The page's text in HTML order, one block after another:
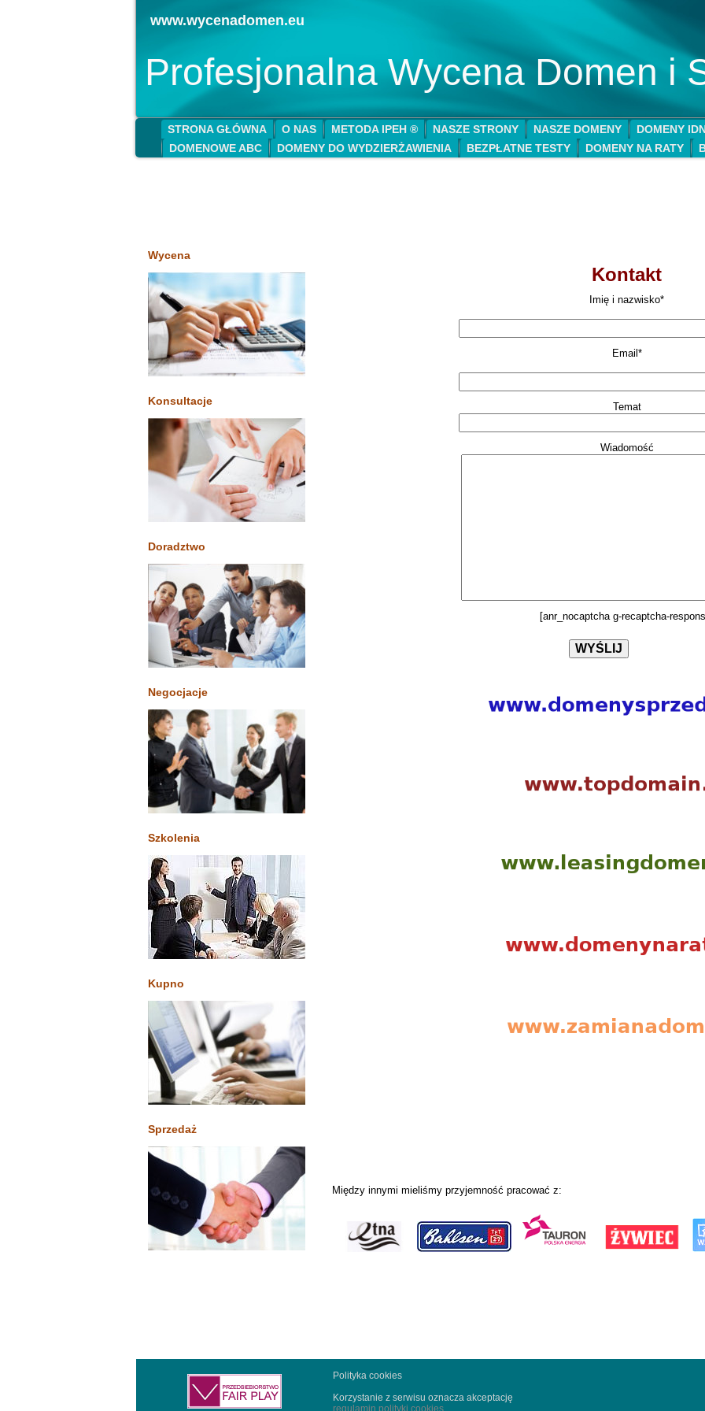
Profesjonalna Wycena Domen i
www.wycenadomen.eu
STRONA GŁÓWNA O NAS METODA IPEH ® NASZE STRONY NASZE DOMENY
DOMENY
DOMENOWE ABC
DOMENY DO WYDZIERŻAWIENIA BEZPŁATNE TESTY DOMENY NA RATY
Wycena
Konsultacje
Doradztwo
Negocjacje
Szkolenia
Kupno
Sprzedaż
Kontakt
Imię i nazwisko*
Email*
Temat
Wiadomość
[anr_nocaptcha g-recaptcha-
Między innymi mieliśmy przyjemność pracować z:
Polityka cookies
Korzystanie z serwisu oznacza akceptację
regulamin polityki cookies